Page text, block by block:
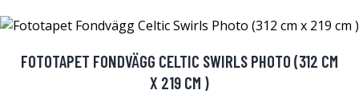
FOTOTAPET FONDVÄGG CELTIC SWIRLS PHOTO (312 CM
X 219 CM )